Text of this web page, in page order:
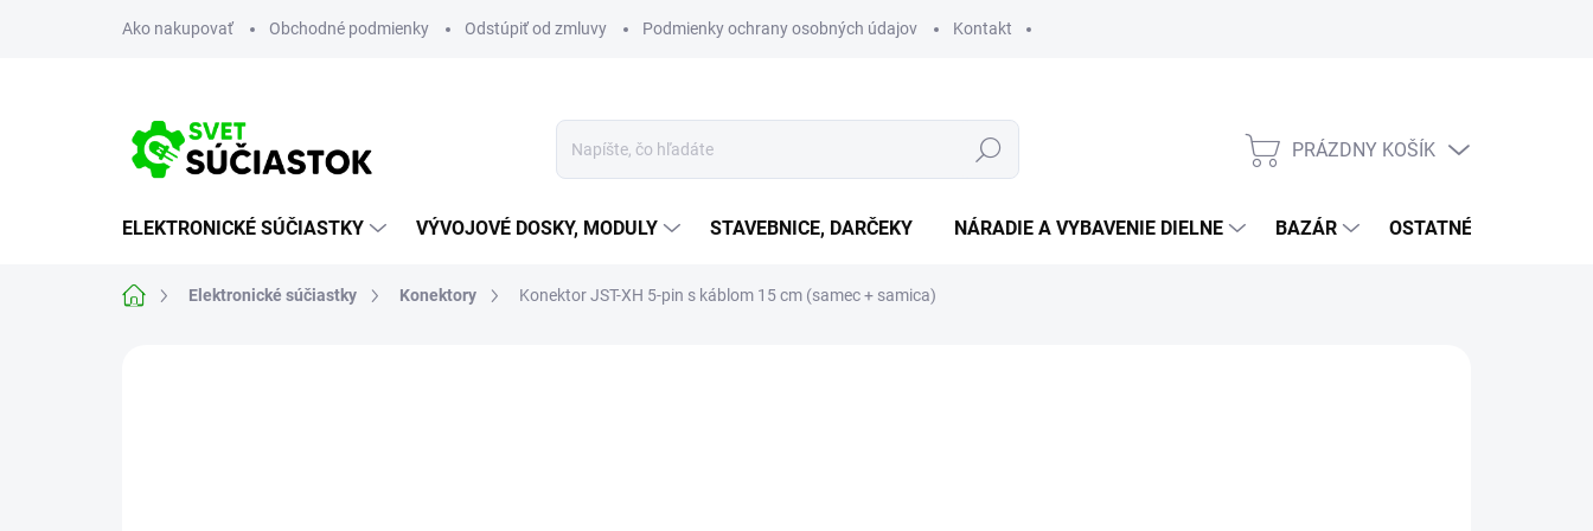
Ako nakupovať Obchodné podmienky Odstúpiť od zmluvy Podmienky ochrany osobných údajov Kontakt
Hľadať
NÁKUPNÝ
PRÁZDNY KOŠÍK
ELEKTRONICKÉ SÚČIASTKY VÝVOJOVÉ DOSKY, MODULY STAVEBNICE, DARČEKY NÁRADIE A VYBAVENIE DIELNE BAZÁR OSTATNÉ
DomovElektronické súčiastky Konektory Konektor JST-XH 5-pin s káblom 15 cm (samec + samica)